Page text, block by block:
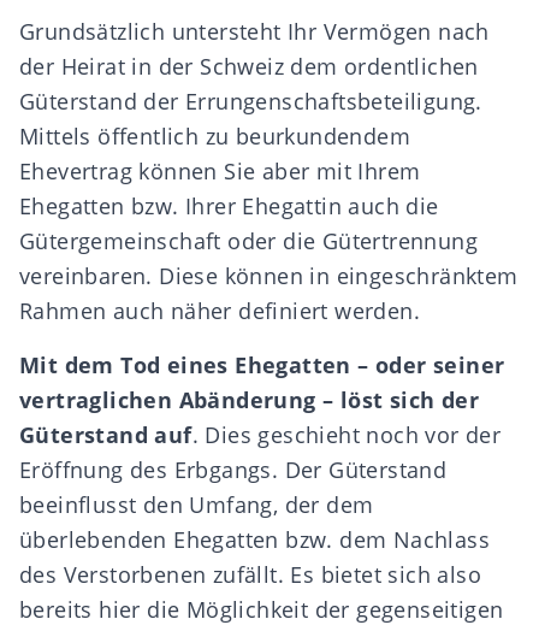
Grundsätzlich untersteht Ihr Vermögen nach
der Heirat in der Schweiz dem ordentlichen
Güterstand der Errungenschaftsbeteiligung.
Mittels öffentlich zu beurkundendem
Ehevertrag können Sie aber mit Ihrem
Ehegatten bzw. Ihrer Ehegattin auch die
Gütergemeinschaft oder die Gütertrennung
vereinbaren. Diese können in eingeschränktem
Rahmen auch näher definiert werden.
Mit dem Tod eines Ehegatten – oder seiner
vertraglichen Abänderung – löst sich der
Güterstand auf. Dies geschieht noch vor der
Eröffnung des Erbgangs. Der Güterstand
beeinflusst den Umfang, der dem
überlebenden Ehegatten bzw. dem Nachlass
des Verstorbenen zufällt. Es bietet sich also
bereits hier die Möglichkeit der gegenseitigen